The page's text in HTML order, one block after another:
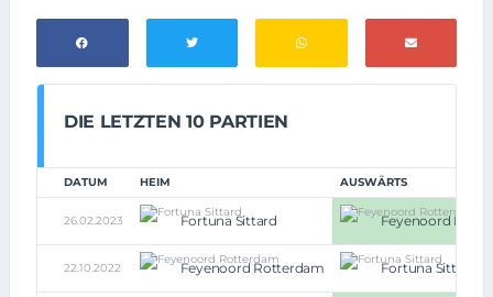
DIE LETZTEN 10 PARTIEN
DATUM HEIM AUSWÄRTS
26.02.2023 Fortuna Sittard Feyenoord
22.10.2022 Feyenoord Rotterdam Fortuna Sittard